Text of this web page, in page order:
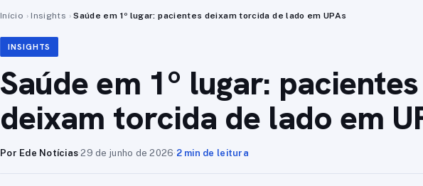
Início › Insights › Saúde em 1º lugar: pacientes deixam torcida de lado em UPAs
INSIGHTS
Saúde em 1º lugar: pacientes
deixam torcida de lado em
Por Ede Notícias·29 de junho de 2026· 2 min de leitura